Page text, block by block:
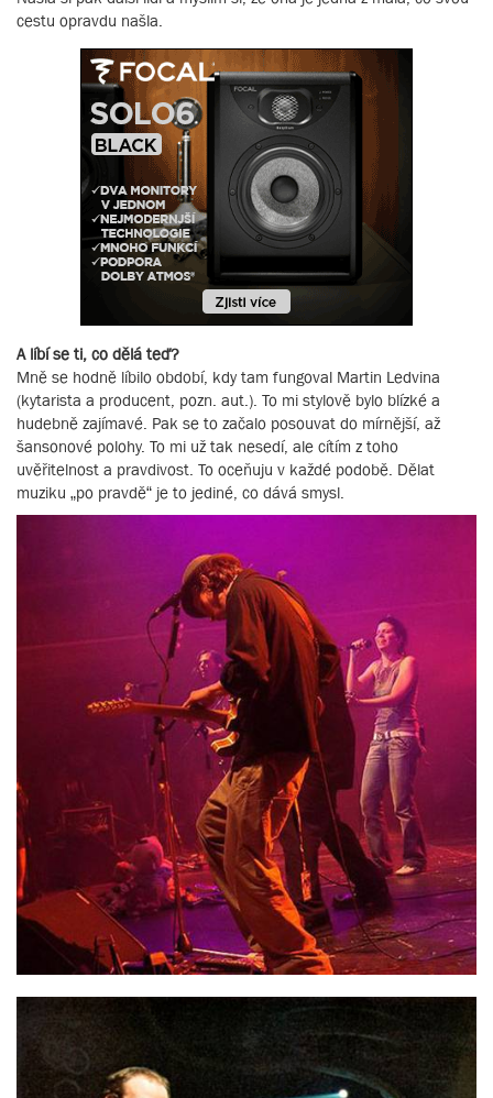
cestu opravdu našla.
A líbí se ti, co dělá teď?
Mně se hodně líbilo období, kdy tam fungoval Martin Ledvina
(kytarista a producent, pozn. aut.). To mi stylově bylo blízké a
hudebně zajímavé. Pak se to začalo posouvat do mírnější, až
šansonové polohy. To mi už tak nesedí, ale cítím z toho
uvěřitelnost a pravdivost. To oceňuju v každé podobě. Dělat
muziku „po pravdě“ je to jediné, co dává smysl.